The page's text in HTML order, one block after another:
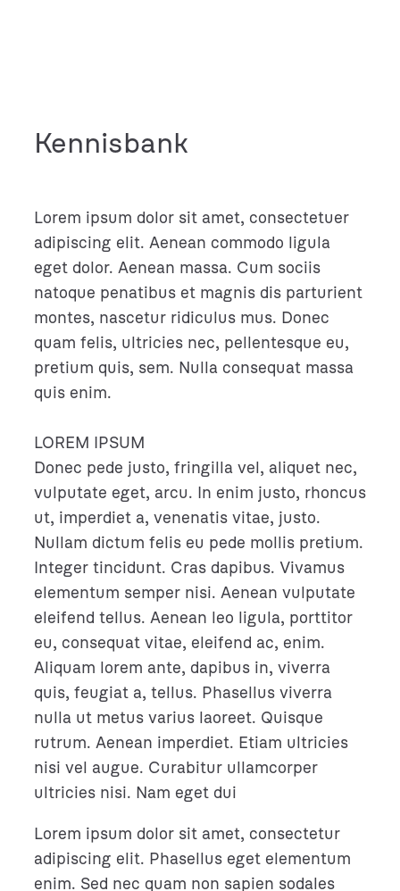
Kennisbank
Lorem ipsum dolor sit amet, consectetuer
adipiscing elit. Aenean commodo ligula
eget dolor. Aenean massa. Cum sociis
natoque penatibus et magnis dis parturient
montes, nascetur ridiculus mus. Donec
quam felis, ultricies nec, pellentesque eu,
pretium quis, sem. Nulla consequat massa
quis enim.
LOREM IPSUM
Donec pede justo, fringilla vel, aliquet nec,
vulputate eget, arcu. In enim justo, rhoncus
ut, imperdiet a, venenatis vitae, justo.
Nullam dictum felis eu pede mollis pretium.
Integer tincidunt. Cras dapibus. Vivamus
elementum semper nisi. Aenean vulputate
eleifend tellus. Aenean leo ligula, porttitor
eu, consequat vitae, eleifend ac, enim.
Aliquam lorem ante, dapibus in, viverra
quis, feugiat a, tellus. Phasellus viverra
nulla ut metus varius laoreet. Quisque
rutrum. Aenean imperdiet. Etiam ultricies
nisi vel augue. Curabitur ullamcorper
ultricies nisi. Nam eget dui
Lorem ipsum dolor sit amet, consectetur
adipiscing elit. Phasellus eget elementum
enim. Sed nec quam non sapien sodales